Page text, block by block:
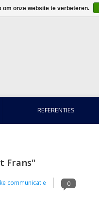
REFERENTIES
Frans"
communicatie 0
om onze website te verbeteren.